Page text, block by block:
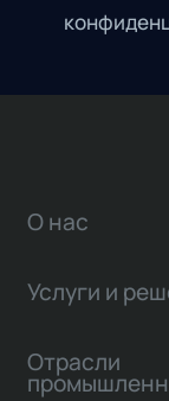
О нас
Услуги и
Отрасли